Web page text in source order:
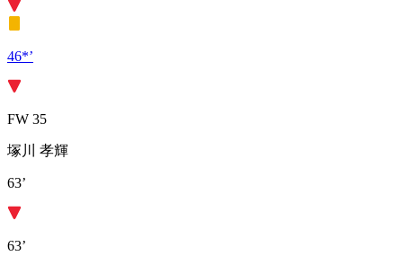
46*’
FW 35
塚川 孝輝
63’
63’